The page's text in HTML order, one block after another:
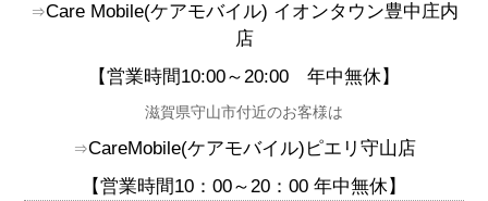
⇒Care Mobile(ケアモバイル) イオンタウン豊中庄内
店
【営業時間10:00～20:00 年中無休】
滋賀県守山市付近のお客様は
⇒CareMobile(ケアモバイル)ピエリ守山店
【営業時間10：00～20：00 年中無休】